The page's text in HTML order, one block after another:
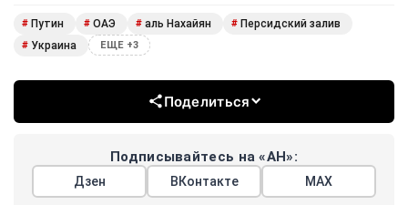
# Путин # ОАЭ # аль Нахайян # Персидский залив
# Украина ЕЩЕ +3
Поделиться
Подписывайтесь на «АН»:
Дзен ВКонтакте МАХ